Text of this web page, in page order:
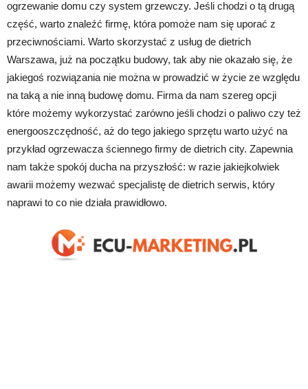
ogrzewanie domu czy system grzewczy. Jeśli chodzi o tą drugą
część, warto znaleźć firmę, która pomoże nam się uporać z
przeciwnościami. Warto skorzystać z usług de dietrich
Warszawa, już na początku budowy, tak aby nie okazało się, że
jakiegoś rozwiązania nie można w prowadzić w życie ze względu
na taką a nie inną budowę domu. Firma da nam szereg opcji
które możemy wykorzystać zarówno jeśli chodzi o paliwo czy też
energooszczędność, aż do tego jakiego sprzętu warto użyć na
przykład ogrzewacza ściennego firmy de dietrich city. Zapewnia
nam także spokój ducha na przyszłość: w razie jakiejkolwiek
awarii możemy wezwać specjalistę de dietrich serwis, który
naprawi to co nie działa prawidłowo.